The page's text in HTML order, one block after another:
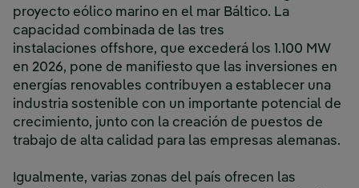
proyecto eólico marino en el mar Báltico. La
capacidad combinada de las tres
instalaciones offshore, que excederá los 1.100 MW
en 2026, pone de manifiesto que las inversiones en
energías renovables contribuyen a establecer una
industria sostenible con un importante potencial de
crecimiento, junto con la creación de puestos de
trabajo de alta calidad para las empresas alemanas.
Igualmente, varias zonas del país ofrecen las